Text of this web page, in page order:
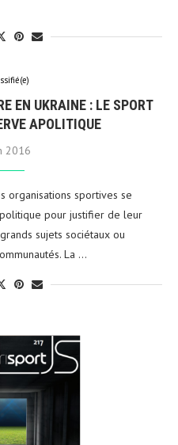
EN UKRAINE : LE SPORT
APOLITIQUE
2016
organisations sportives se
pour justifier de leur
sujets sociétaux ou
La …